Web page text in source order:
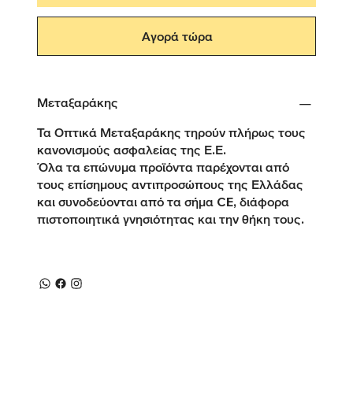
Αγορά τώρα
Μεταξαράκης
Τα Οπτικά Μεταξαράκης τηρούν πλήρως τους
κανονισμούς ασφαλείας της Ε.Ε.
Όλα τα επώνυμα προϊόντα παρέχονται από
τους επίσημους αντιπροσώπους της Ελλάδας
και συνοδεύονται από τα σήμα CE, διάφορα
πιστοποιητικά γνησιότητας και την θήκη τους.